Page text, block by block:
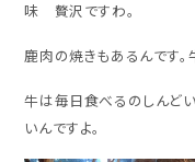
味 贅沢ですわ。
鹿肉の焼きもあるんです。
牛は毎日食べるのしんど
いんですよ。